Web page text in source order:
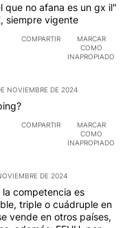
que no afana es un gx il"
siempre vigente
COMPARTIR
MARCAR
COMO
INAPROPIADO
NOVIEMBRE DE 2024
COMPARTIR
MARCAR
COMO
INAPROPIADO
DE 2024
competencia es
triple o cuádruple en
vende en otros países,